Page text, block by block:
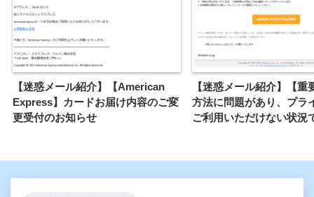
【迷惑メール紹介】【American
Express】カードお届け内容のご変
更受付のお知らせ
【迷惑メール紹介】【重
方法に問題があり、プラ
ご利用いただけない状況